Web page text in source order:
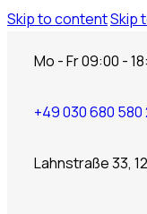
Skip to contentSkip
Mo - Fr 09:00 -
+49 030 680 580
Lahnstraße 33,